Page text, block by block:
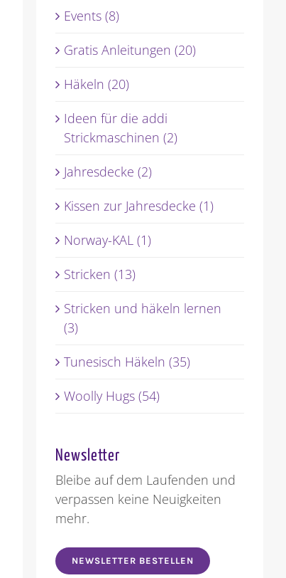
Events (8)
Gratis Anleitungen (20)
Häkeln (20)
Ideen für die addi
Strickmaschinen (2)
Jahresdecke (2)
Kissen zur Jahresdecke (1)
Norway-KAL (1)
Stricken (13)
Stricken und häkeln lernen
(3)
Tunesisch Häkeln (35)
Woolly Hugs (54)
Newsletter
Bleibe auf dem Laufenden und
verpassen keine Neuigkeiten
mehr.
NEWSLETTER BESTELLEN